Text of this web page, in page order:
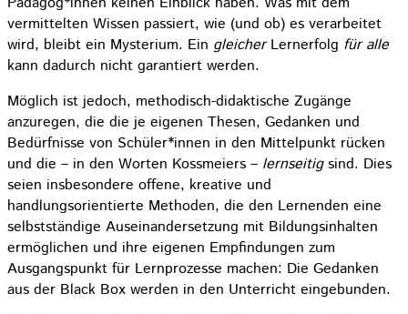
vermittelten Wissen passiert, wie (und ob) es verarbeitet
wird, bleibt ein Mysterium. Ein gleicherLernerfolg für alle
kann dadurch nicht garantiert werden.
Möglich ist jedoch, methodisch-didaktische Zugänge
anzuregen, die die je eigenen Thesen, Gedanken und
Bedürfnisse von Schüler*innen in den Mittelpunkt rücken
und die – in den Worten Kossmeiers – lernseitigsind. Dies
seien insbesondere offene, kreative und
handlungsorientierte Methoden, die den Lernenden eine
selbstständige Auseinandersetzung mit Bildungsinhalten
ermöglichen und ihre eigenen Empfindungen zum
Ausgangspunkt für Lernprozesse machen: Die Gedanken
aus der Black Box werden in den Unterricht eingebunden.